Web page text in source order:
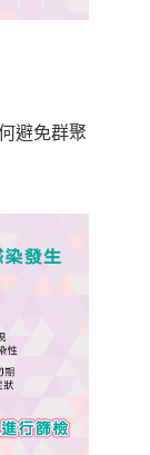
避免群聚